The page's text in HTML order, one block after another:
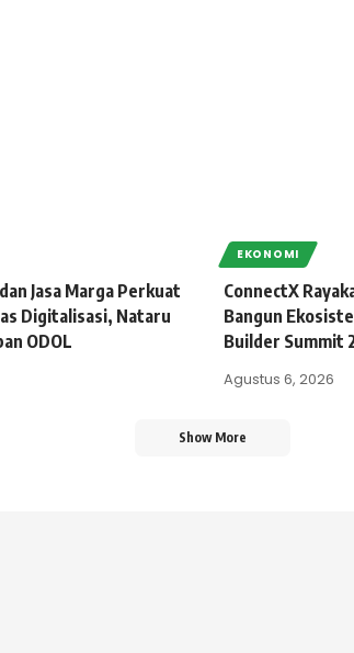
Jasa Marga Perkuat
Digitalisasi, Nataru
ODOL
EKONOMI
ConnectX
Bangun
Builder Summit
Agustus 6, 2026
Show More